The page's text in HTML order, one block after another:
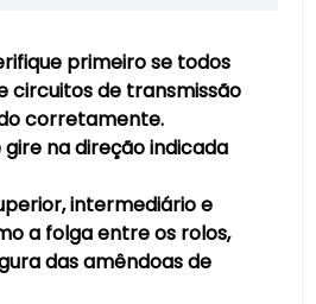
primeiro se todos
circuitos de transmissão
corretamente.
gire na direção indicada
intermediário e
a folga entre os rolos,
das amêndoas de